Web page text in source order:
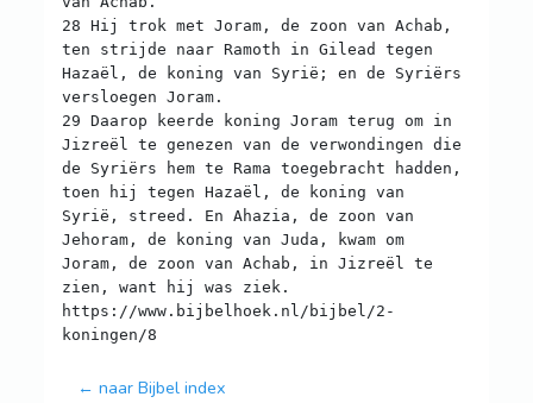
28 Hij trok met Joram, de zoon van Achab,
ten strijde naar Ramoth in Gilead tegen
Hazaël, de koning van Syrië; en de Syriërs
versloegen Joram.
29 Daarop keerde koning Joram terug om in
Jizreël te genezen van de verwondingen die
de Syriërs hem te Rama toegebracht hadden,
toen hij tegen Hazaël, de koning van
Syrië, streed. En Ahazia, de zoon van
Jehoram, de koning van Juda, kwam om
Joram, de zoon van Achab, in Jizreël te
zien, want hij was ziek.
https://www.bijbelhoek.nl/bijbel/2-
← naar Bijbel index